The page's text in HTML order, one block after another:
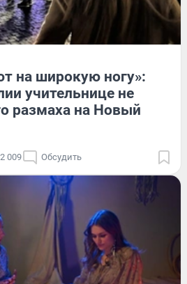
на широкую ногу»:
учительнице не
размаха на Новый
2 009 Обсудить